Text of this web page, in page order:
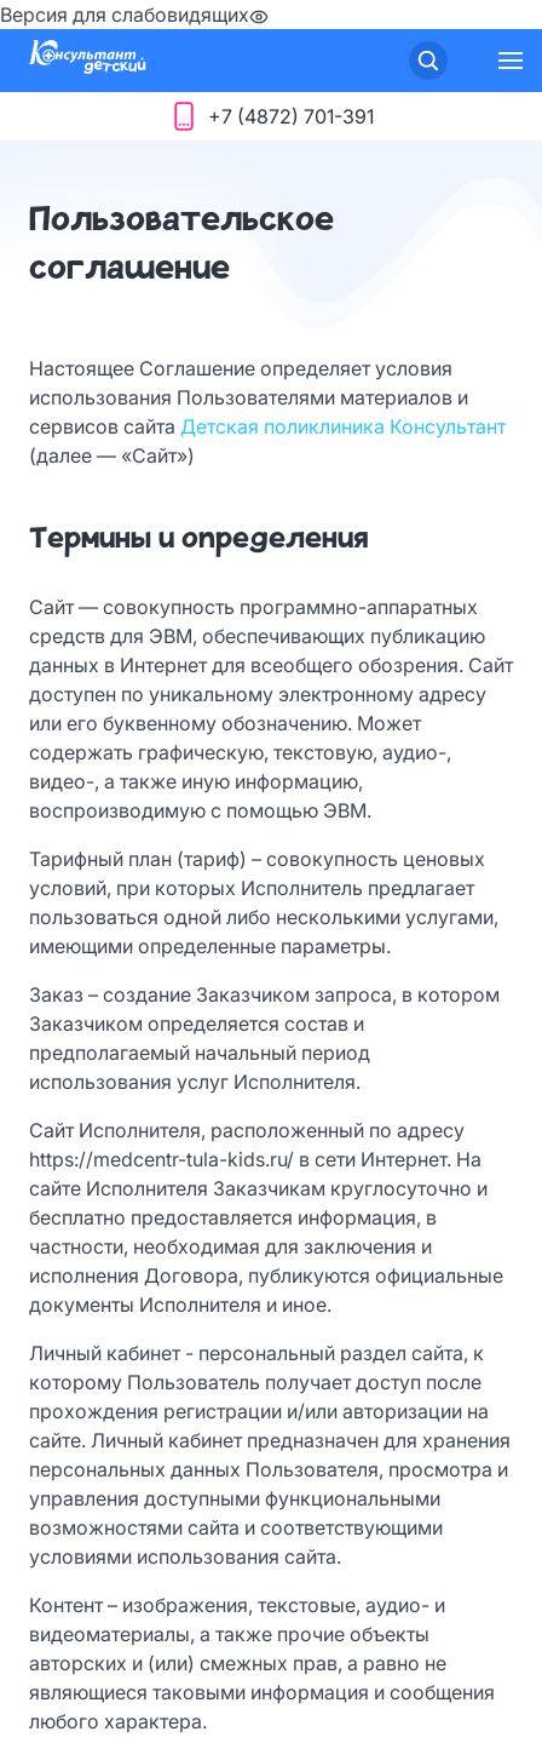
Версия для слабовидящих
+7 (4872) 701-391
Пользовательское
соглашение
Настоящее Соглашение определяет условия
использования Пользователями материалов и
сервисов сайта Детская поликлиника Консультант
(далее — «Сайт»)
Термины и определения
Сайт — совокупность программно-аппаратных
средств для ЭВМ, обеспечивающих публикацию
данных в Интернет для всеобщего обозрения. Сайт
доступен по уникальному электронному адресу
или его буквенному обозначению. Может
содержать графическую, текстовую, аудио-,
видео-, а также иную информацию,
воспроизводимую с помощью ЭВМ.
Тарифный план (тариф) – совокупность ценовых
условий, при которых Исполнитель предлагает
пользоваться одной либо несколькими услугами,
имеющими определенные параметры.
Заказ – создание Заказчиком запроса, в котором
Заказчиком определяется состав и
предполагаемый начальный период
использования услуг Исполнителя.
Сайт Исполнителя, расположенный по адресу
https://medcentr-tula-kids.ru/ в сети Интернет. На
сайте Исполнителя Заказчикам круглосуточно и
бесплатно предоставляется информация, в
частности, необходимая для заключения и
исполнения Договора, публикуются официальные
документы Исполнителя и иное.
Личный кабинет - персональный раздел сайта, к
которому Пользователь получает доступ после
прохождения регистрации и/или авторизации на
сайте. Личный кабинет предназначен для хранения
персональных данных Пользователя, просмотра и
управления доступными функциональными
возможностями сайта и соответствующими
условиями использования сайта.
Контент – изображения, текстовые, аудио- и
видеоматериалы, а также прочие объекты
авторских и (или) смежных прав, а равно не
являющиеся таковыми информация и сообщения
любого характера.